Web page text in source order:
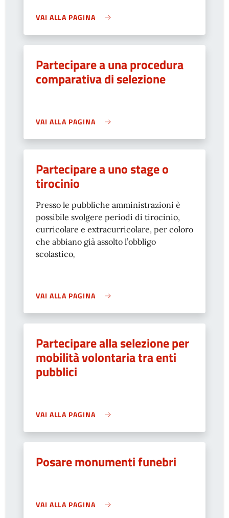
VAI ALLA PAGINA
Partecipare a una procedura
comparativa di selezione
VAI ALLA PAGINA
Partecipare a uno stage o
tirocinio
Presso le pubbliche amministrazioni è
possibile svolgere periodi di tirocinio,
curricolare e extracurricolare, per coloro
che abbiano già assolto l’obbligo
scolastico,
VAI ALLA PAGINA
Partecipare alla selezione per
mobilità volontaria tra enti
pubblici
VAI ALLA PAGINA
Posare monumenti funebri
VAI ALLA PAGINA